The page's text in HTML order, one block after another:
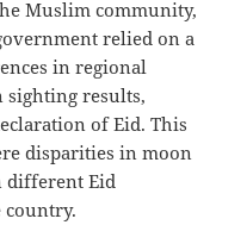
Muslim community,
relied on a
in regional
sighting results,
of Eid. This
disparities in moon
different Eid
country.